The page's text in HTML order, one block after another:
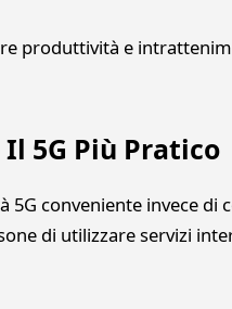
produttività e
5G Più Pratico
conveniente invece di
di utilizzare servizi